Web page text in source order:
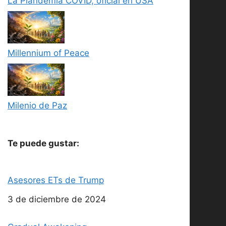
Millennium of Peace
Milenio de Paz
Te puede gustar:
Asesores ETs de Trump
Fecha
3 de diciembre de 2024